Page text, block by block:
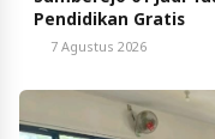
Pendidikan Gratis
7 Agustus 2026